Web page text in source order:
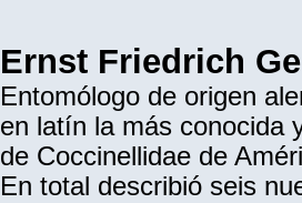
Ernst Friedrich
Entomólogo de origen
en latín la más conocida
de Coccinellidae de
En total describió seis